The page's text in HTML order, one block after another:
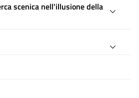
scenica nell'illusione della